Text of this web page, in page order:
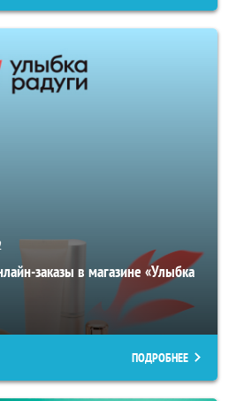
заказы в магазине «Улыбка
ПОДРОБНЕЕ